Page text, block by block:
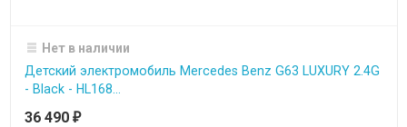
Нет в наличии
Детский электромобиль Mercedes Benz G63 LUXURY 2.4G
- Black - HL168...
36 490 ₽